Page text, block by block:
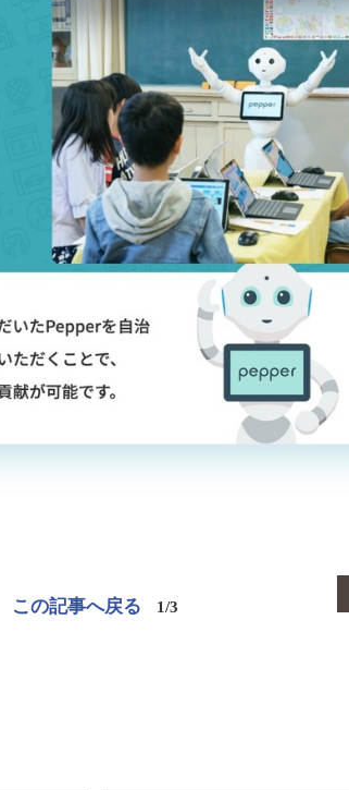
この記事へ戻る 1/3